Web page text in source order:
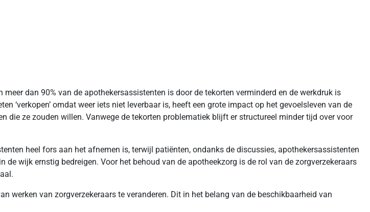
dan 90% van de apothekersassistenten is door de tekorten verminderd en de werkdruk is
‘verkopen’ omdat weer iets niet leverbaar is, heeft een grote impact op het gevoelsleven van de
die ze zouden willen. Vanwege de tekorten problematiek blijft er structureel minder tijd over voor
heel fors aan het afnemen is, terwijl patiënten, ondanks de discussies, apothekersassistenten
wijk ernstig bedreigen. Voor het behoud van de apotheekzorg is de rol van de zorgverzekeraars
werken van zorgverzekeraars te veranderen. Dit in het belang van de beschikbaarheid van